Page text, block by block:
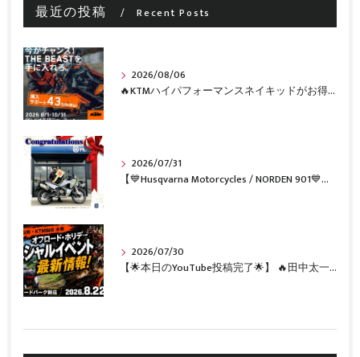
最近の投稿 Recent Posts
2026/08/06
🔥KTMハイパフォーマンスネイキッドがお得に手に入るチャンス🔥
2026/07/31
【💙Husqvarna Motorcycles / NORDEN 901💙】 ご納車おめでとうございます🎉✨
2026/07/30
【🌟本日のYouTube投稿完了🌟】 🔥田中太一さんをスペシャルゲストに🔥 8月22日(土)オフロード・ホリデー最新情報！！